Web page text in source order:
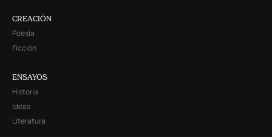
CREACIÓN
Poesía
Ficción
ENSAYOS
Historia
Ideas
Literatura